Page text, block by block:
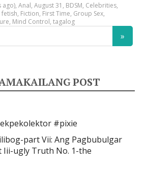
ago),Anal,August 31 , BDSM, Celebrities,
fetish, Fiction, First Time, Group Sex,
, Mind Control,tagalog
POST
#pixie
part Vii: Ang Pagbubulgar
Iii-ugly Truth No. 1-the